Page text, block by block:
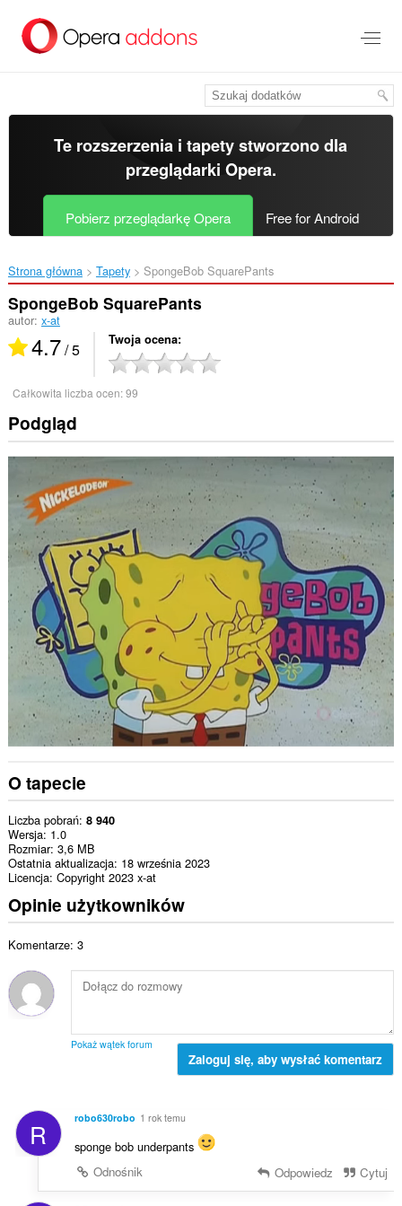
treści
Te rozszerzenia i tapety stworzono dla
przeglądarki Opera.
Pobierz przeglądarkę Opera Free for Android
Strona główna Tapety SpongeBob SquarePants‎
SpongeBob SquarePants
autor: x-at
4.7/ 5 Twoja ocena
Całkowita liczba ocen:99
Podgląd
O tapecie
Liczba pobrań 8 940
Wersja 1.0
Rozmiar 3,6 MB
Ostatnia aktualizacja 18 września 2023
Licencja Copyright 2023 x-at
Opinie użytkowników
Komentarze: 3
Pokaż wątek forum
Zaloguj się, aby wysłać komentarz
R robo630robo 1 rok temu
sponge bob underpants
Odnośnik
Odpowiedz Cytuj